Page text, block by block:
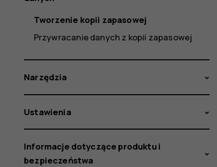
Tworzenie kopii zapasowej
Przywracanie danych z kopii zapasowej
Narzędzia
Ustawienia
Informacje dotyczące produktu i
bezpieczeństwa